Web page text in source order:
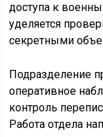
доступа к
уделяется
секретными
Подразделение
оперативное
контроль
Работа отдела